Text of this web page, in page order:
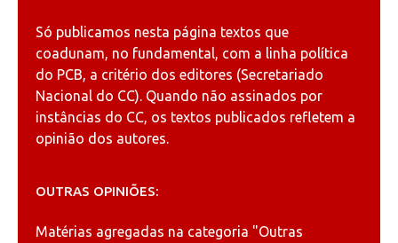
Só publicamos nesta página textos que
coadunam, no fundamental, com a linha política
do PCB, a critério dos editores (Secretariado
Nacional do CC). Quando não assinados por
instâncias do CC, os textos publicados refletem a
opinião dos autores.
OUTRAS OPINIÕES:
Matérias agregadas na categoria "Outras